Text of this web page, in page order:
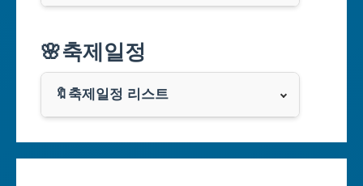
대구광역시
인천광역시
광주광역시
대전광역시
쿠팡
클룩
🌸축제일정
🔖축제일정 리스트